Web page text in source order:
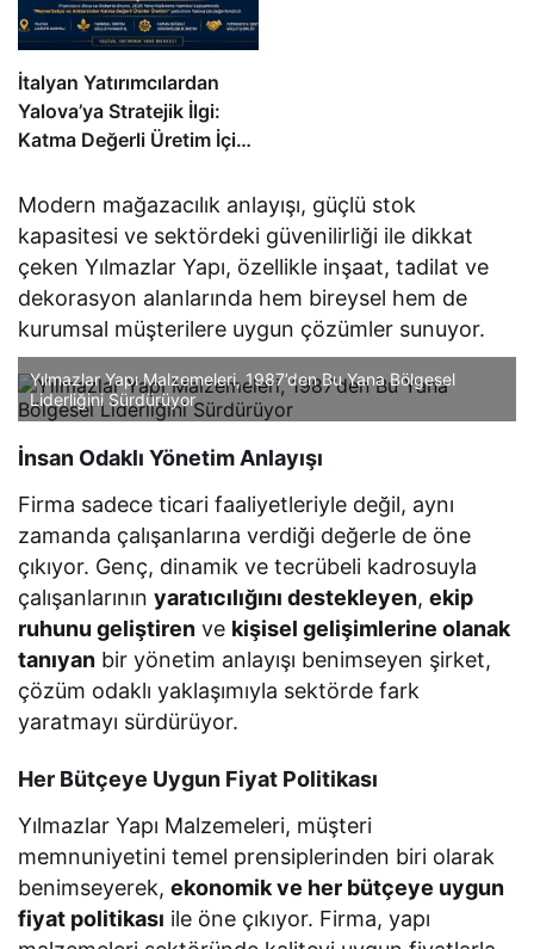
İtalyan Yatırımcılardan
Yalova’ya Stratejik İlgi:
Katma Değerli Üretim İçin
Modern mağazacılık anlayışı, güçlü stok
kapasitesi ve sektördeki güvenilirliği ile dikkat
çeken Yılmazlar Yapı, özellikle inşaat, tadilat ve
dekorasyon alanlarında hem bireysel hem de
kurumsal müşterilere uygun çözümler sunuyor.
Yılmazlar Yapı Malzemeleri, 1987’den Bu Yana Bölgesel
Liderliğini Sürdürüyor
İnsan Odaklı Yönetim Anlayışı
Firma sadece ticari faaliyetleriyle değil, aynı
zamanda çalışanlarına verdiği değerle de öne
çıkıyor. Genç, dinamik ve tecrübeli kadrosuyla
çalışanlarınınyaratıcılığını destekleyen,ekip
ruhunu geliştiren ve kişisel gelişimlerine olanak
tanıyan bir yönetim anlayışı benimseyen şirket,
çözüm odaklı yaklaşımıyla sektörde fark
yaratmayı sürdürüyor.
Her Bütçeye Uygun Fiyat Politikası
Yılmazlar Yapı Malzemeleri, müşteri
memnuniyetini temel prensiplerinden biri olarak
benimseyerek,ekonomik ve her bütçeye uygun
fiyat politikası ile öne çıkıyor. Firma, yapı